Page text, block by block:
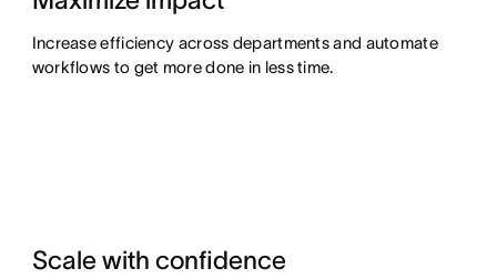
Increase efficiency across departments and automate
workflows to get more done in less time.
Scale with confidence